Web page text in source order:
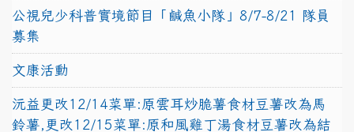
公視兒少科普實境節目「鹹魚小隊」8/7-8/21 隊員
募集
文康活動
沅益更改12/14菜單:原雲耳炒脆薯食材豆薯改為馬
鈴薯,更改12/15菜單:原和風雞丁湯食材豆薯改為結